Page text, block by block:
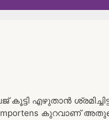
എഴുതാൻ
importens കുറവാണ്